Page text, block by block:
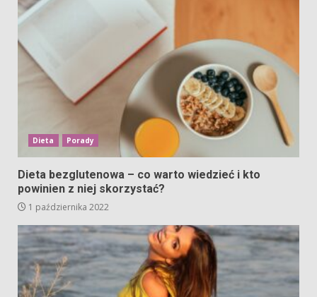
Dieta Porady
Dieta bezglutenowa – co warto wiedzieć i kto
powinien z niej skorzystać?
1 października 2022